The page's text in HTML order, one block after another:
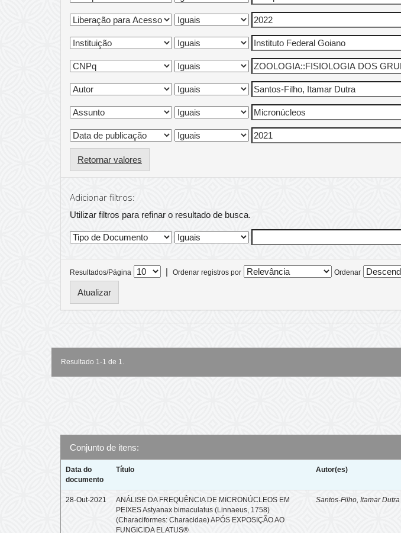
Retornar valores
Adicionar filtros:
Utilizar filtros para refinar o resultado de busca.
Resultados/Página | Ordenar registros por Ordenar
Resultado 1-1 de 1.
Conjunto de itens:
Data do
documento
Título Autor(es)
28-Out-2021
ANÁLISE DA FREQUÊNCIA DE MICRONÚCLEOS EM
PEIXES Astyanax bimaculatus (Linnaeus, 1758)
(Characiformes: Characidae) APÓS EXPOSIÇÃO AO
FUNGICIDA ELATUS®
Santos-Filho, Itamar Dutra